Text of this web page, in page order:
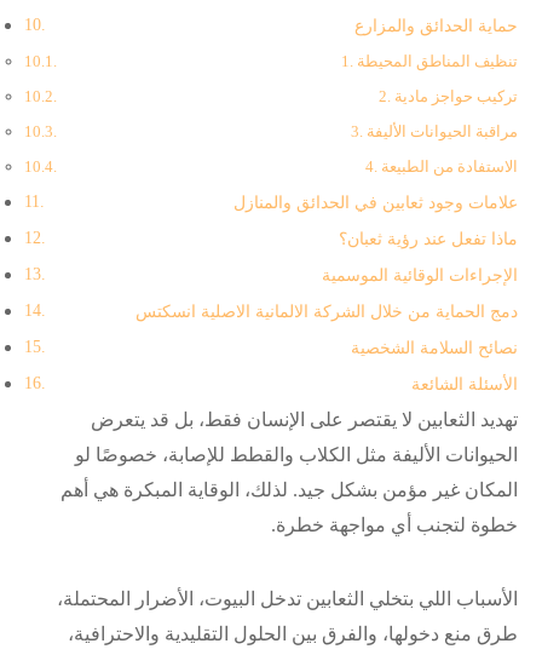
حماية الحدائق والمزارع
1. تنظيف المناطق المحيطة
2. تركيب حواجز مادية
3. مراقبة الحيوانات الأليفة
4. الاستفادة من الطبيعة
علامات وجود ثعابين في الحدائق والمنازل
ماذا تفعل عند رؤية ثعبان؟
الإجراءات الوقائية الموسمية
دمج الحماية من خلال الشركة الالمانية الاصلية انسكتس
نصائح السلامة الشخصية
الأسئلة الشائعة
تهديد الثعابين لا يقتصر على الإنسان فقط، بل قد يتعرض
الحيوانات الأليفة مثل الكلاب والقطط للإصابة، خصوصًا لو
المكان غير مؤمن بشكل جيد. لذلك، الوقاية المبكرة هي أهم
خطوة لتجنب أي مواجهة خطرة.
الأسباب اللي بتخلي الثعابين تدخل البيوت، الأضرار المحتملة،
طرق منع دخولها، والفرق بين الحلول التقليدية والاحترافية،